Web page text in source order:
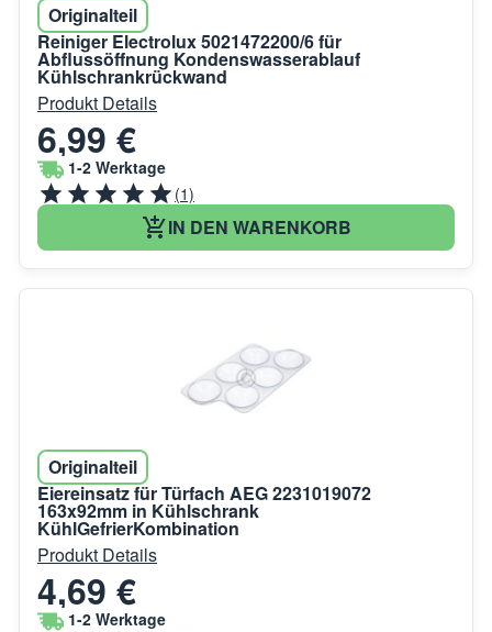
Originalteil
Reiniger Electrolux 5021472200/6 für
Abflussöffnung Kondenswasserablauf
Kühlschrankrückwand
Produkt Details
6,99 €
1-2 Werktage
(1)
IN DEN WARENKORB
Originalteil
Eiereinsatz für Türfach AEG 2231019072
163x92mm in Kühlschrank
KühlGefrierKombination
Produkt Details
4,69 €
1-2 Werktage